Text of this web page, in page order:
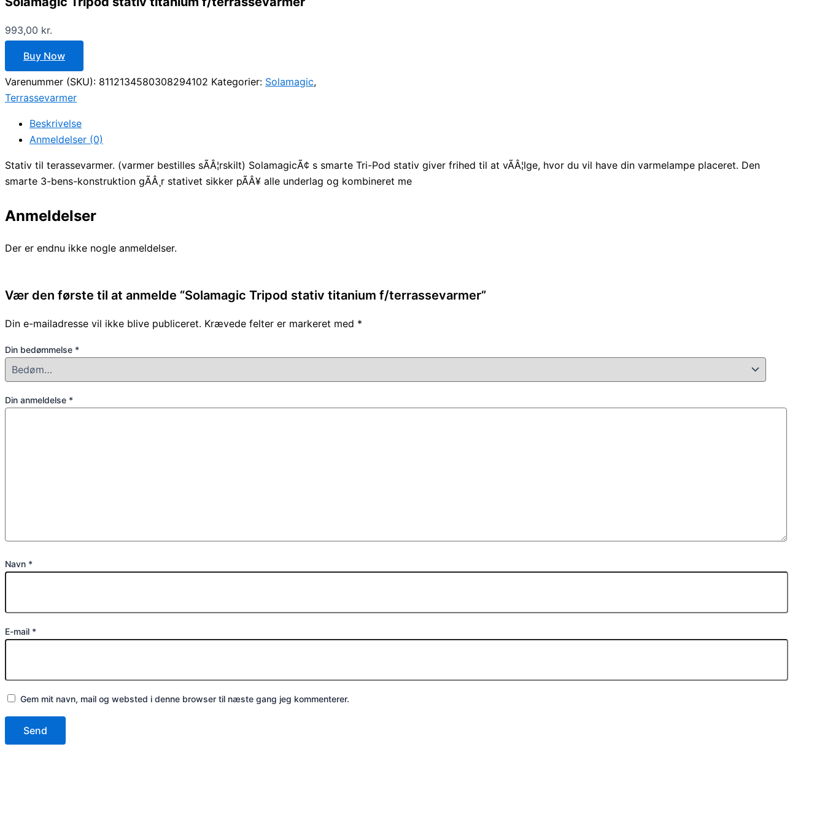
993,00 kr.
Buy Now
Varenummer (SKU): 8112134580308294102 Kategorier: Solamagic,
Terrassevarmer
Beskrivelse
Anmeldelser (0)
Stativ til terassevarmer. (varmer bestilles sÃÂ¦rskilt) SolamagicÃ¢ s smarte Tri-Pod stativ giver frihed til at vÃÂ¦lge, hvor du vil have din varmelampe placeret. Den
smarte 3-bens-konstruktion gÃÂ¸r stativet sikker pÃÂ¥ alle underlag og kombineret me
Anmeldelser
Der er endnu ikke nogle anmeldelser.
Vær den første til at anmelde “Solamagic Tripod stativ titanium f/terrassevarmer”
Din e-mailadresse vil ikke blive publiceret. Krævede felter er markeret med *
Din bedømmelse *
Din anmeldelse *
Navn *
E-mail *
Gem mit navn, mail og websted i denne browser til næste gang jeg kommenterer.